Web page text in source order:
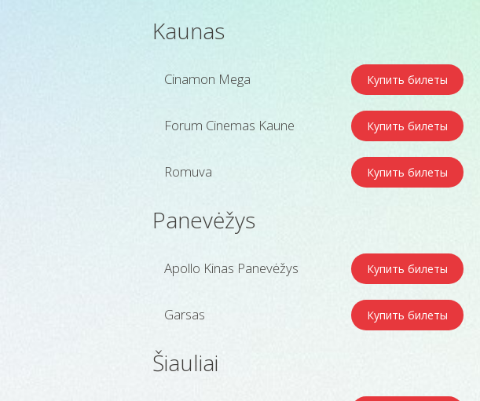
Kaunas
Cinamon Mega Купить билеты
Forum Cinemas Kaune Купить билеты
Romuva Купить билеты
Panevėžys
Apollo Kinas Panevėžys Купить билеты
Garsas Купить билеты
Šiauliai